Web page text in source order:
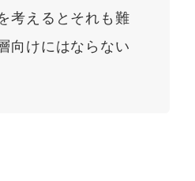
考えるとそれも難
向けにはならない